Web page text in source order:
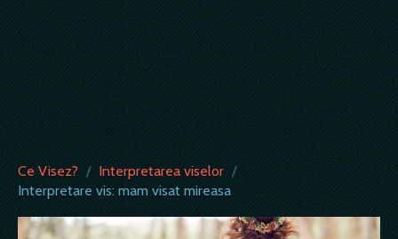
Ce Visez? / Interpretarea viselor /
Interpretare vis: mam visat mireasa